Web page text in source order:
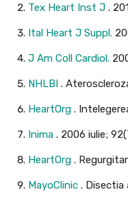
Tex Heart Inst J .
Ital Heart J Suppl.
J Am Coll Cardiol.
NHLBI .
HeartOrg .
Inima . 2006 iulie;
HeartOrg .
MayoClinic . Disectia